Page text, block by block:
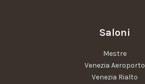
Saloni
Mestre
Venezia Aeroporto
Venezia Rialto